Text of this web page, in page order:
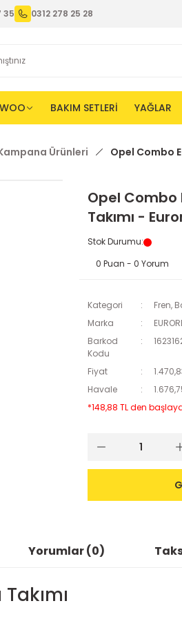
35 0312 278 25 28
BAKIM SETLERİ YAĞLAR
Ürünleri Opel Combo
Opel Combo
Takımı -
Stok Durumu:
0 Puan - 0 Yorum
Kategori
Fren,
Marka
Barkod
Kodu
Fiyat
Havale
*148,88 TL den
Yorumlar (0)